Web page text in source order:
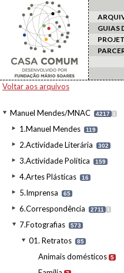
GUIAS
Voltar aos arquivos
Manuel Mendes/MNAC 4217 I
1.Manuel Mendes 119
2.Actividade Literária 302
3.Actividade Política 159
4.Artes Plásticas 16
5.Imprensa 65
6.Correspondência 2711 I
7.Fotografias 573
01. Retratos 85
Animais domésticos 5